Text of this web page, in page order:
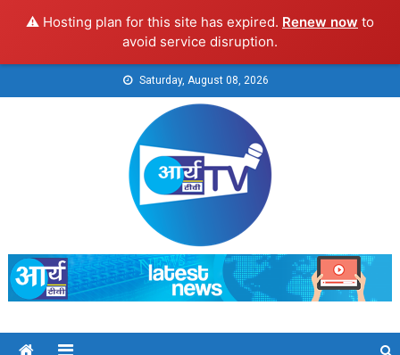
⚠️ Hosting plan for this site has expired. Renew now to
avoid service disruption.
to
Saturday, August 08, 2026
Arya TV